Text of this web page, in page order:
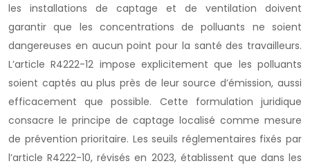
les installations de captage et de ventilation doivent
garantir que les concentrations de polluants ne soient
dangereuses en aucun point pour la santé des travailleurs.
L’article R4222-12 impose explicitement que les polluants
soient captés au plus près de leur source d’émission, aussi
efficacement que possible. Cette formulation juridique
consacre le principe de captage localisé comme mesure
de prévention prioritaire. Les seuils réglementaires fixés par
l’article R4222-10, révisés en 2023, établissent que dans les